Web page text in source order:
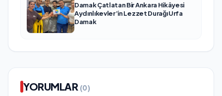
Damak Çatlatan Bir Ankara Hikâyesi
Aydınlıkevler’in Lezzet Durağı Urfa
Damak
YORUMLAR (0)